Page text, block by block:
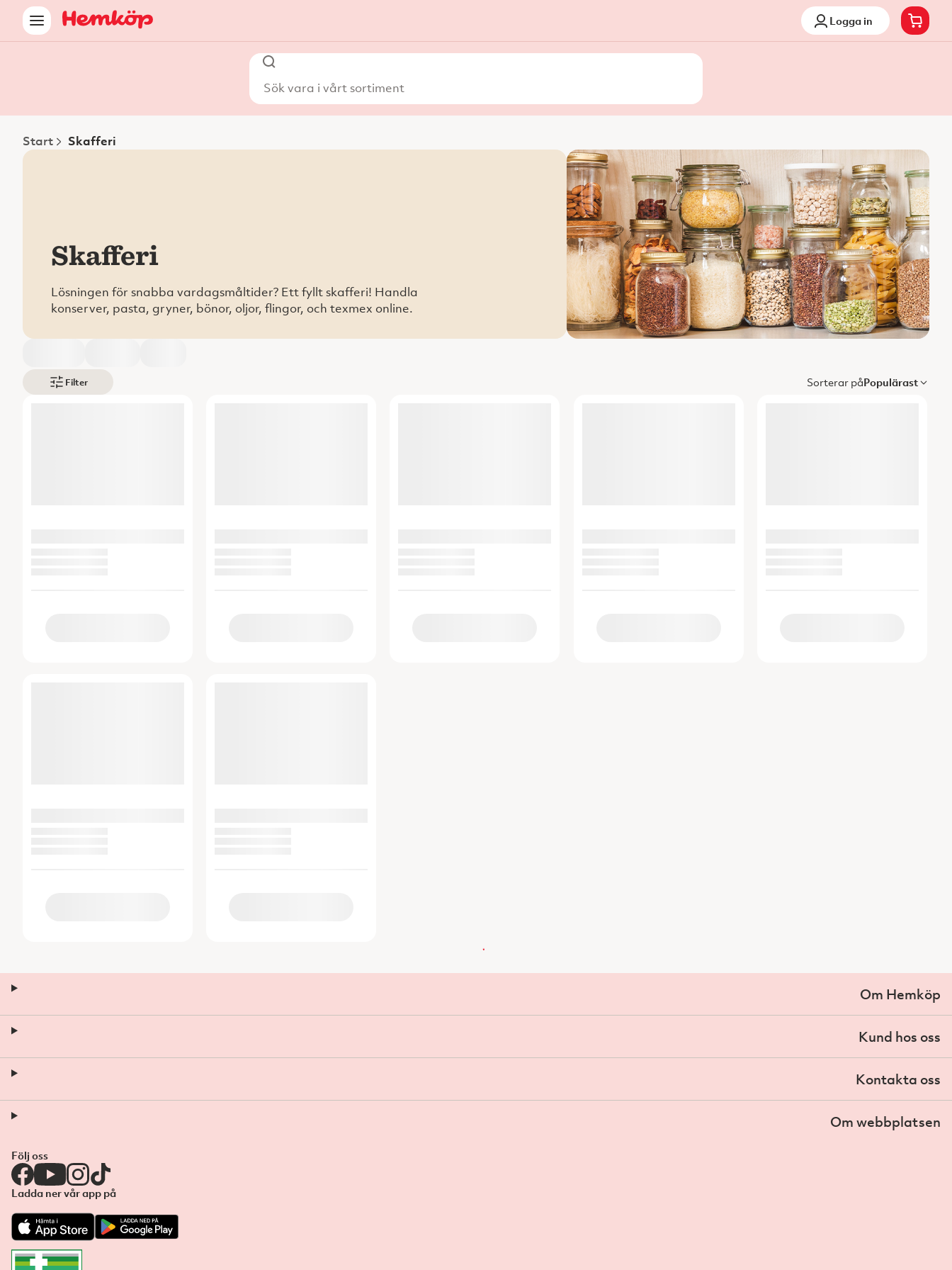
Logga in
Start Skafferi
Skafferi
Lösningen för snabba vardagsmåltider? Ett fyllt skafferi! Handla
konserver, pasta, gryner, bönor, oljor, flingor, och texmex online.
Filter Sorterar påPopulärast
Om Hemköp
Kund hos oss
Kontakta oss
Om webbplatsen
Följ oss
Ladda ner vår app på